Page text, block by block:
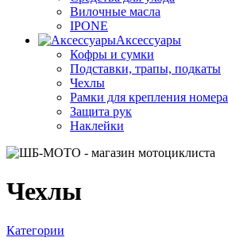
Вилочные масла
IPONE
Аксессуары
Кофры и сумки
Подставки, трапы, подкаты
Чехлы
Рамки для крепления номера
Защита рук
Наклейки
Чехлы
Категории